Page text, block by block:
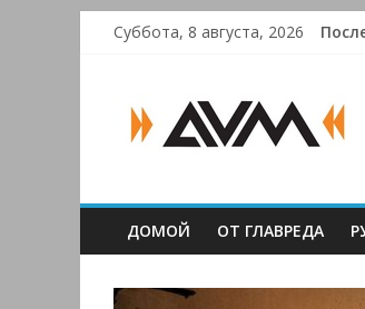
Суббота, 8 августа, 2026
AUDIO,
VIDEO
&
ДОМОЙ ОТ ГЛАВРЕДА